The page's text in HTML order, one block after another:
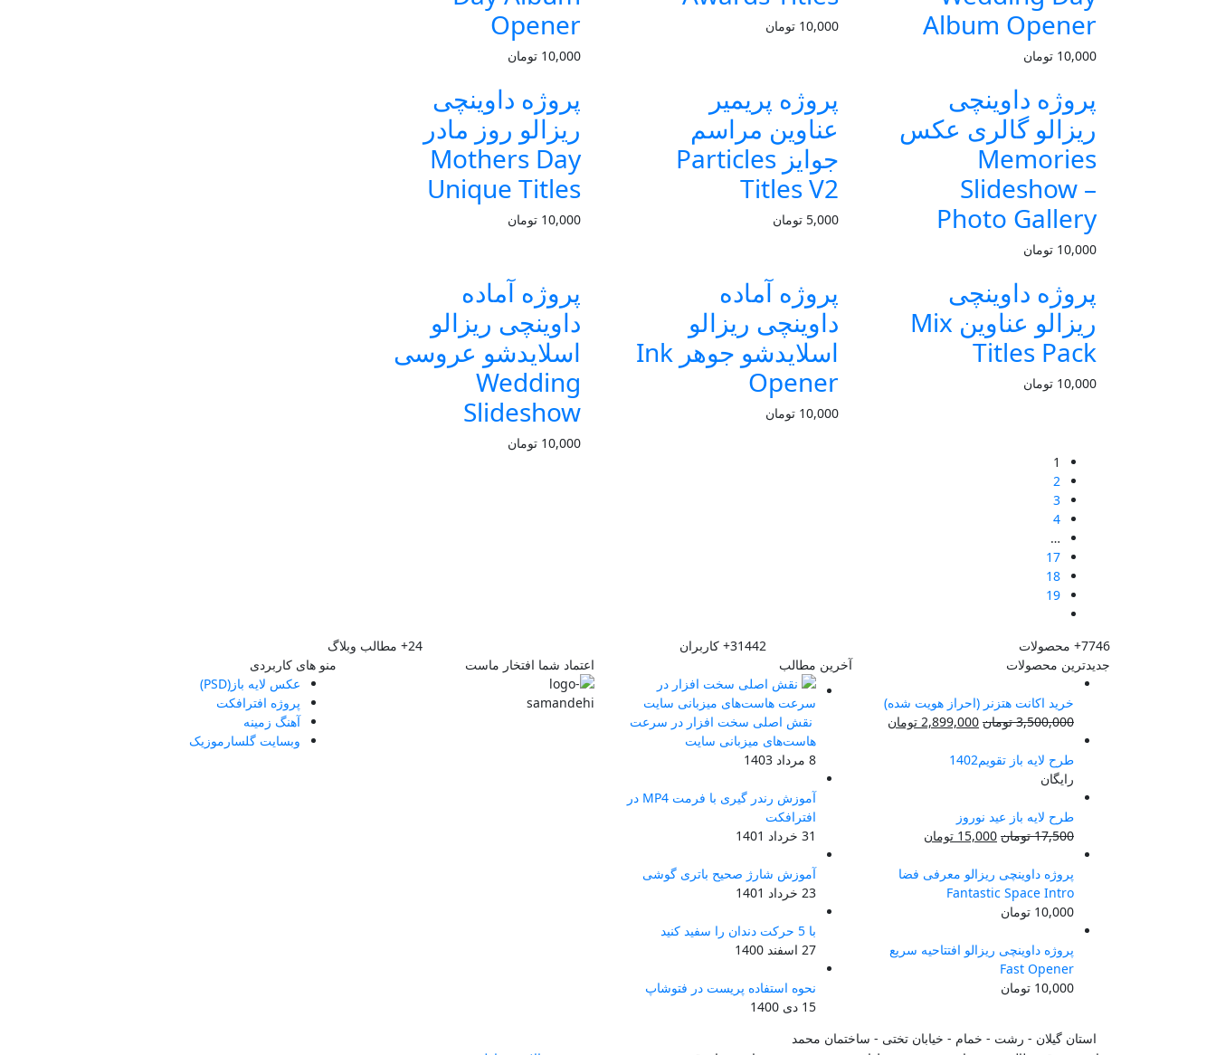
Album Opener
10,000 تومان
10,000 تومان
Opener
10,000 تومان
پروژه داوینچی
ریزالو گالری عکس
Memories
Slideshow –
Photo Gallery
10,000 تومان
پروژه پریمیر
عناوین مراسم
جوایز Particles
Titles V2
5,000 تومان
پروژه داوینچی
ریزالو روز مادر
Mothers Day
Unique Titles
10,000 تومان
پروژه داوینچی
ریزالو عناوین Mix
Titles Pack
10,000 تومان
پروژه آماده
داوینچی ریزالو
اسلایدشو جوهر Ink
Opener
10,000 تومان
پروژه آماده
داوینچی ریزالو
اسلایدشو عروسی
Wedding
Slideshow
10,000 تومان
1
2
3
4
…
17
18
19
7746+ محصولات 31442+ کاربران 24+
مطالب وبلاگ
جدیدترین محصولات
خرید اکانت هتزنر (احراز هویت شده)
3,500,000 تومان قیمت
2,899,000 تومان
طرح لایه باز تقویم1402
رایگان
طرح لایه باز عید نوروز
17,500 تومان قیمت
17,500 تومان
بود.
15,000 تومان
15,000 تومان.
پروژه داوینچی ریزالو معرفی فضا
Fantastic Space Intro
10,000 تومان
پروژه داوینچی ریزالو افتتاحیه سریع
Fast Opener
10,000 تومان
آخرین مطالب
نقش اصلی سخت افزار در سرعت
هاست‌های میزبانی سایت
8 مرداد 1403
آموزش رندر گیری با فرمت MP4 در
افترافکت
31 خرداد 1401
آموزش شارژ صحیح باتری گوشی
23 خرداد 1401
با 5 حرکت دندان را سفید کنید
27 اسفند 1400
نحوه استفاده پریست در فتوشاپ
15 دی 1400
اعتماد شما افتخار ماست
منو های کاربردی
عکس لایه باز(PSD)
پروژه افترافکت
آهنگ زمینه
وبسایت گلسارموزیک
استان گیلان - رشت - خمام - خیابان تختی - ساختمان محمد